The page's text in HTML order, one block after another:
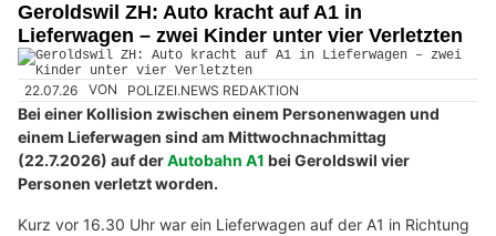
Geroldswil ZH: Auto kracht auf A1 in
Lieferwagen – zwei Kinder unter vier Verletzten
22.07.26 VON POLIZEI.NEWS REDAKTION
Bei einer Kollision zwischen einem Personenwagen und
einem Lieferwagen sind am Mittwochnachmittag
(22.7.2026) auf derAutobahn A1 bei Geroldswil vier
Personen verletzt worden.
Kurz vor 16.30 Uhr war ein Lieferwagen auf der A1 in Richtung